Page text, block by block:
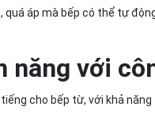
quá áp mà bếp có thể tự
năng với
cho bếp từ, với khả